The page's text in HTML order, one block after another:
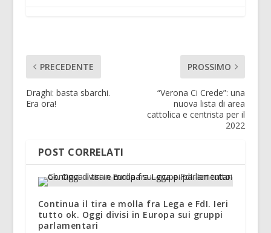
PRECEDENTE
Draghi: basta sbarchi.
Era ora!
PROSSIMO
“Verona Ci Crede”: una
nuova lista di area
cattolica e centrista per il
2022
POST CORRELATI
Continua il tira e molla fra Lega e FdI. Ieri
tutto ok. Oggi divisi in Europa sui gruppi
parlamentari